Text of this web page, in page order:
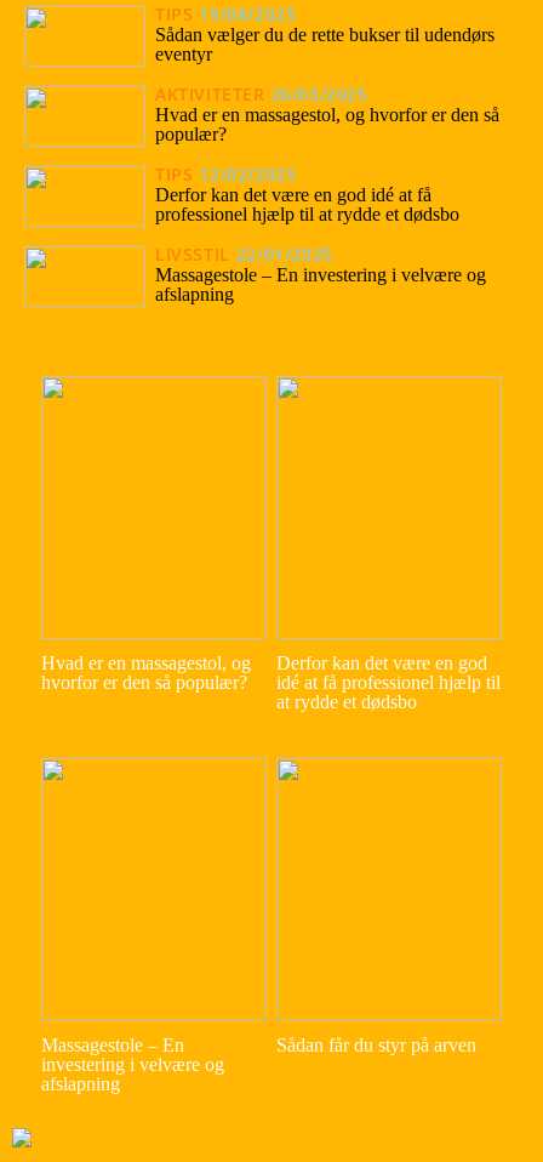
TIPS 19/08/2025
Sådan vælger du de rette bukser til udendørs
eventyr
AKTIVITETER 26/03/2025
Hvad er en massagestol, og hvorfor er den så
populær?
TIPS 12/02/2025
Derfor kan det være en god idé at få
professionel hjælp til at rydde et dødsbo
LIVSSTIL 22/01/2025
Massagestole – En investering i velvære og
afslapning
Hvad er en massagestol, og
hvorfor er den så populær?
Derfor kan det være en god
idé at få professionel hjælp til
at rydde et dødsbo
Massagestole – En
investering i velvære og
afslapning
Sådan får du styr på arven